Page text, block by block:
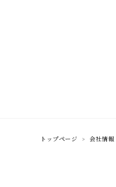
トップページ 会社情報